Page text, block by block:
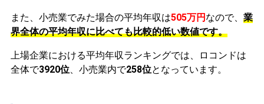
また、小売業でみた場合の平均年収は505万円 なので、 業
界全体の平均年収に比べても比較的低い数値です。
上場企業における平均年収ランキングでは、ロコンドは
全体で3920位、小売業内で258位となっています。